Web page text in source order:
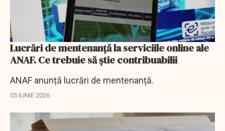
Lucrări de mentenanţă la serviciile online ale
ANAF. Ce trebuie să ştie contribuabilii
ANAF anunță lucrări de mentenanță.
05 IUNIE 2026